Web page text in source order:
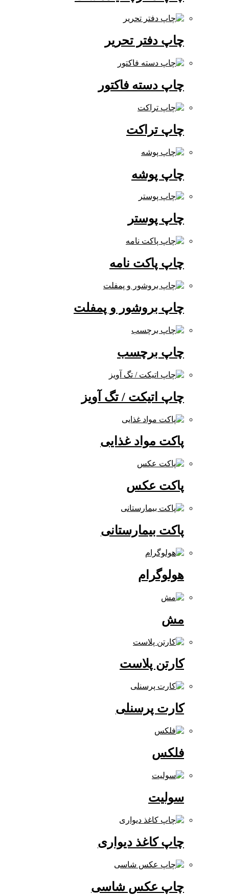
چاپ دفتر تحریر
چاپ دسته فاکتور
چاپ تراکت
چاپ پوشه
چاپ پوستر
چاپ پاکت نامه
چاپ بروشور و پمفلت
چاپ برچسب
چاپ اتیکت / تگ آویز
پاکت مواد غذایی
پاکت عکس
پاکت بیمارستانی
هولوگرام
کارتن پلاست
کارت پرسنلی
چاپ کاغذ دیواری
چاپ عکس شاسی